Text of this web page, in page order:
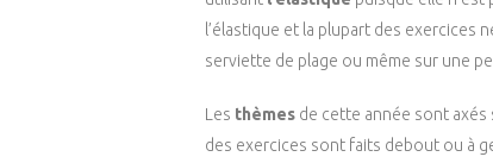
l’élastique et la plupart des exercices
serviette de plage ou même sur une
Les thèmes de cette année sont axés
des exercices sont faits debout ou à